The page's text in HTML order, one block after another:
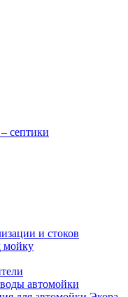
септики
и стоков
мойку
автомойки